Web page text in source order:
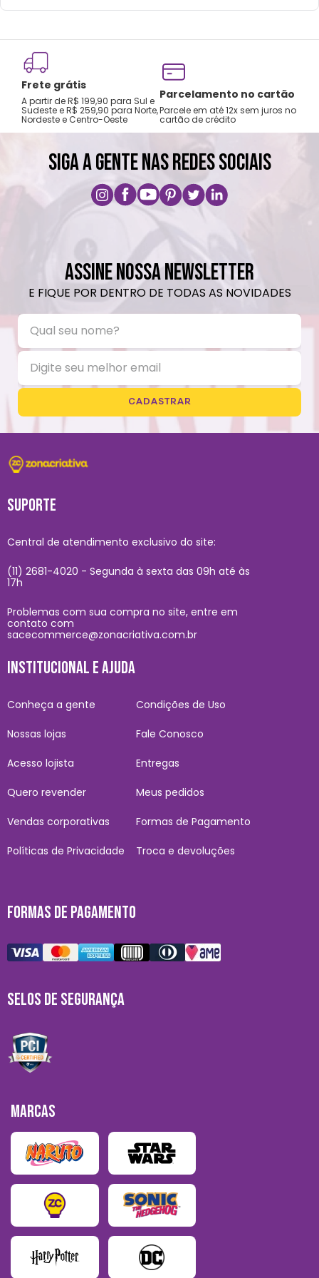
vertical e não coloque em bolsas ou
Lavar com água, esponja macia e sabão
neutro.
Não recomendado colocar no freezer.
Não vai á lava-louças, nem ao micro-
ondas.
Não utilizar produtos químicos e abrasivos.
Frete grátis
A partir de R$ 199,90 para Sul e
Sudeste e R$ 259,90 para Norte,
Nordeste e Centro-Oeste
Parcelamento no cartão
Parcele em até 12x sem juros no
cartão de crédito
SIGA A GENTE NAS REDES SOCIAIS
ASSINE NOSSA NEWSLETTER
E FIQUE POR DENTRO DE TODAS AS NOVIDADES
CADASTRAR
SUPORTE
Central de atendimento exclusivo do site:
(11) 2681-4020 - Segunda à sexta das 09h até às
17h
Problemas com sua compra no site, entre em
contato com
sacecommerce@zonacriativa.com.br
INSTITUCIONAL E AJUDA
Conheça a gente
Nossas lojas
Acesso lojista
Quero revender
Vendas corporativas
Políticas de Privacidade
Condições de Uso
Fale Conosco
Entregas
Meus pedidos
Formas de Pagamento
Troca e devoluções
FORMAS DE PAGAMENTO
SELOS DE SEGURANÇA
MARCAS